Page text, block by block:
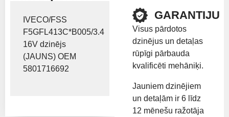
IVECO/FSS
F5GFL413C*B005/3.4
16V dzinējs
(JAUNS) OEM
5801716692
GARANTIJU
Visus pārdotos
dzinējus un detaļas
rūpīgi pārbauda
kvalificēti mehāniķi.
Jauniem dzinējiem
un detaļām ir 6 līdz
12 mēnešu ražotāja